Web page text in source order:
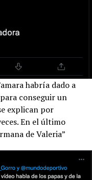
habría dado a
conseguir un
explican por
En el último
de Valeria”